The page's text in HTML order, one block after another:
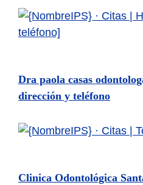
Dra paola casas
dirección y teléfono
Clinica Odontológica